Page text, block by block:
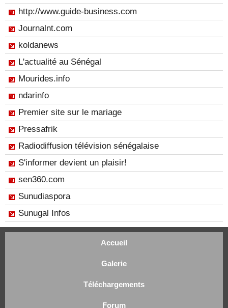
http://www.guide-business.com
Journalnt.com
koldanews
L'actualité au Sénégal
Mourides.info
ndarinfo
Premier site sur le mariage
Pressafrik
Radiodiffusion télévision sénégalaise
S'informer devient un plaisir!
sen360.com
Sunudiaspora
Sunugal Infos
Accueil
Galerie
Téléchargements
Forum